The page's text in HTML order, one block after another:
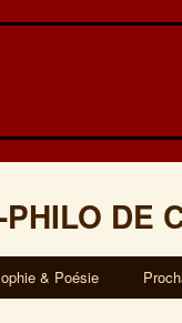
DE
& Poésie